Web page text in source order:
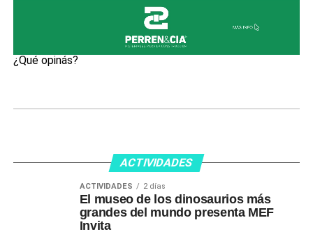
¿Qué opinás?
ACTIVIDADES
ACTIVIDADES 2 días
El museo de los dinosaurios más
grandes del mundo presenta MEF
Invita